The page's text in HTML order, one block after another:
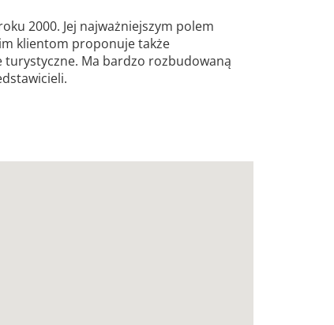
2000. Jej najważniejszym polem
klientom proponuje także
turystyczne. Ma bardzo rozbudowaną